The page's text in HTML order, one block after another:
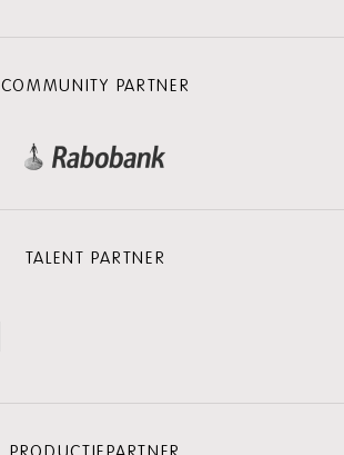
COMMUNITY PARTNER
TALENT PARTNER